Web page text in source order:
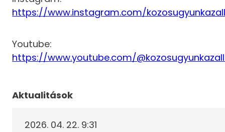
https://www.instagram.com/
Youtube:
https://www.youtube.com/
Aktualitások
2026. 04. 22. 9:31